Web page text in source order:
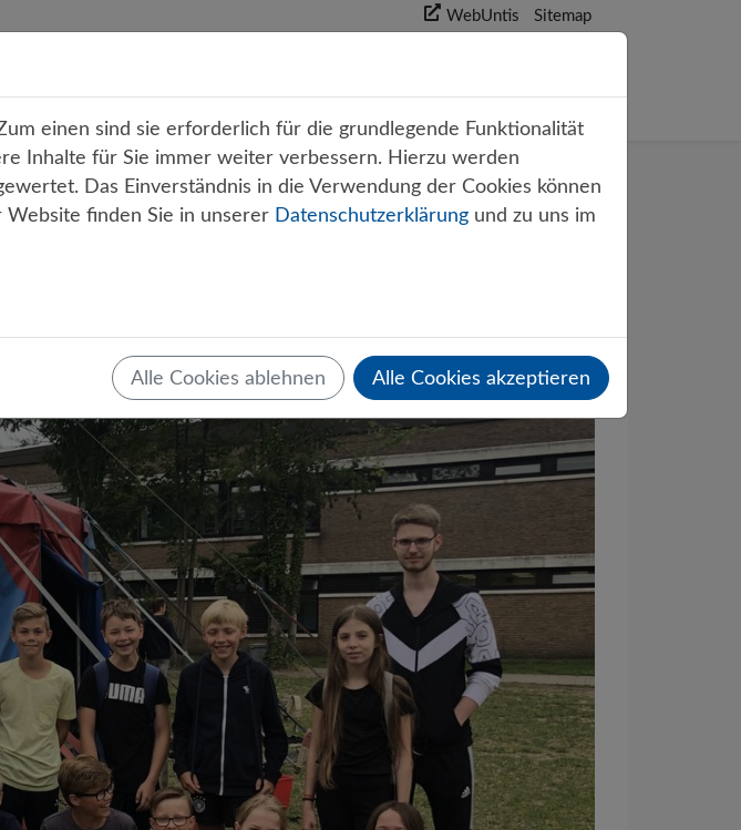
WebUntis Sitemap
2019
einen sind sie erforderlich für die grundlegende Funktionalität
Inhalte für Sie immer weiter verbessern. Hierzu werden
Das Einverständnis in die Verwendung der Cookies können
finden Sie in unserer Datenschutzerklärung und zu uns im
Alle Cookies ablehnen Alle Cookies akzeptieren